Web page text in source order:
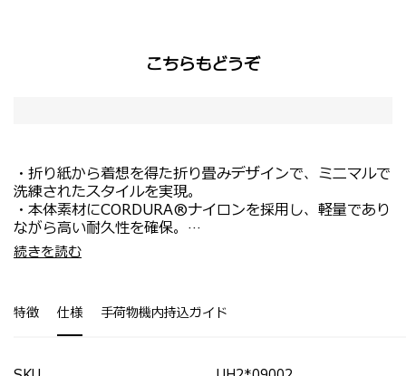
こちらもどうぞ
・折り紙から着想を得た折り畳みデザインで、ミニマルで
洗練されたスタイルを実現。
・本体素材にCORDURA®ナイロンを採用し、軽量であり
ながら高い耐久性を確保。
・外装にはフロント・トップ・サイドにクイックアクセス
ポケットを配置し、必需品をスムーズに取り出し可能。
え、ビジネスツールを整理しやすい設計。
・ファスナー務歯と裏地にはリサイクル素材を使用してい
・わずか約450gの軽量設計。
・14インチまでのPCを収納可能。
感を提供。
続きを読む
特徴 仕様 手荷物機内持込ガイド